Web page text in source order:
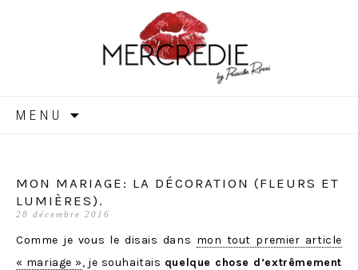
MERCREDIE
MENU
MON MARIAGE: LA DÉCORATION (FLEURS ET
LUMIÈRES).
28 décembre 2016
Comme je vous le disais dans mon tout premier article
« mariage », je souhaitais quelque chose d’extrêmement